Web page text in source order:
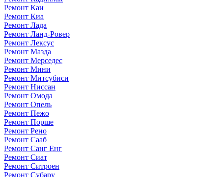
Ремонт Каи
Ремонт Киа
Ремонт Лада
Ремонт Ланд-Ровер
Ремонт Лексус
Ремонт Мазда
Ремонт Мерседес
Ремонт Мини
Ремонт Митсубиси
Ремонт Ниссан
Ремонт Омода
Ремонт Опель
Ремонт Пежо
Ремонт Порше
Ремонт Рено
Ремонт Сааб
Ремонт Санг Енг
Ремонт Сиат
Ремонт Ситроен
Ремонт Субару